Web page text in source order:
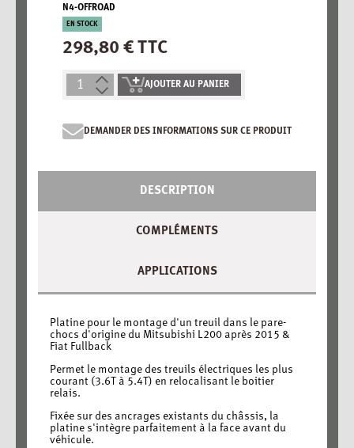
N4-OFFROAD
EN STOCK
298,80 € TTC
AJOUTER AU PANIER
DEMANDER DES INFORMATIONS SUR CE PRODUIT
DESCRIPTION
COMPLÉMENTS
APPLICATIONS
Platine pour le montage d'un treuil dans le pare-
chocs d'origine du Mitsubishi L200 après 2015 &
Fiat Fullback
Permet le montage des treuils électriques les plus
courant (3.6T à 5.4T) en relocalisant le boitier
relais.
Fixée sur des ancrages existants du châssis, la
platine s'intègre parfaitement à la face avant du
véhicule.